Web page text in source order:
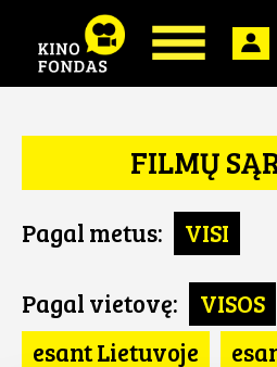
FILMŲ
Pagal metus: VISI
Pagal vietovę:
VISOS
esant Lietuvoje